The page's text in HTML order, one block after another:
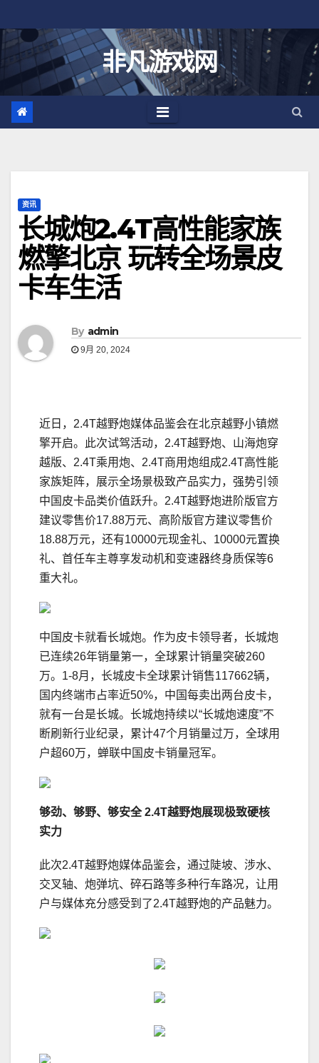
至
非凡游戏网
资讯
长城炮2.4T高性能家族
燃擎北京 玩转全场景皮
卡车生活
By admin
9月 20, 2024
近日，2.4T越野炮媒体品鉴会在北京越野小镇燃
擎开启。此次试驾活动，2.4T越野炮、山海炮穿
越版、2.4T乘用炮、2.4T商用炮组成2.4T高性能
家族矩阵，展示全场景极致产品实力，强势引领
中国皮卡品类价值跃升。2.4T越野炮进阶版官方
建议零售价17.88万元、高阶版官方建议零售价
18.88万元，还有10000元现金礼、10000元置换
礼、首任车主尊享发动机和变速器终身质保等6
重大礼。
中国皮卡就看长城炮。作为皮卡领导者，长城炮
已连续26年销量第一，全球累计销量突破260
万。1-8月，长城皮卡全球累计销售117662辆，
国内终端市占率近50%，中国每卖出两台皮卡，
就有一台是长城。长城炮持续以“长城炮速度”不
断刷新行业纪录，累计47个月销量过万，全球用
户超60万，蝉联中国皮卡销量冠军。
够劲、够野、够安全2.4T越野炮展现极致硬核
实力
此次2.4T越野炮媒体品鉴会，通过陡坡、涉水、
交叉轴、炮弹坑、碎石路等多种行车路况，让用
户与媒体充分感受到了2.4T越野炮的产品魅力。